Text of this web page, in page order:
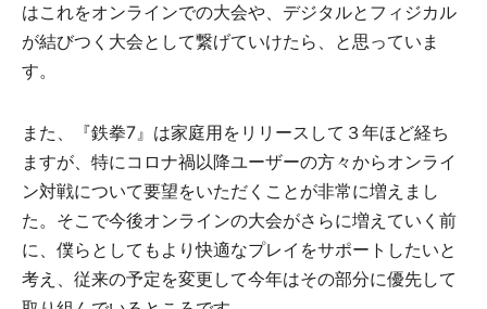
はこれをオンラインでの大会や、デジタルとフィジカル
が結びつく大会として繋げていけたら、と思っていま
す。
また、『鉄拳7』は家庭用をリリースして３年ほど経ち
ますが、特にコロナ禍以降ユーザーの方々からオンライ
ン対戦について要望をいただくことが非常に増えまし
た。そこで今後オンラインの大会がさらに増えていく前
に、僕らとしてもより快適なプレイをサポートしたいと
考え、従来の予定を変更して今年はその部分に優先して